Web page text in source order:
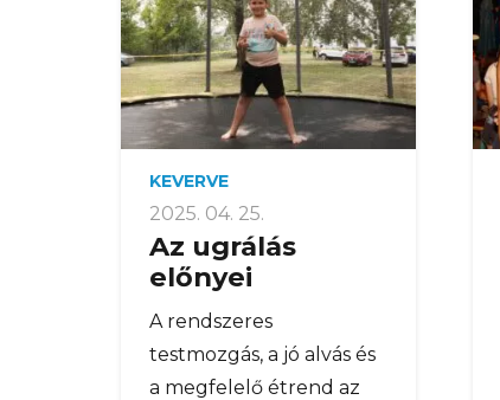
KEVERVE
2025. 04. 25.
Az ugrálás
előnyei
A rendszeres
testmozgás, a jó alvás és
a megfelelő étrend az